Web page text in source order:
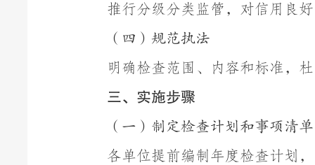
推行分级分类监管，对信用良
（四） 规范执法
明确检查范围、内容和标准，
三、实施步骤
（一）制定检查计划和事项清单
各单位提前编制年度检查计划